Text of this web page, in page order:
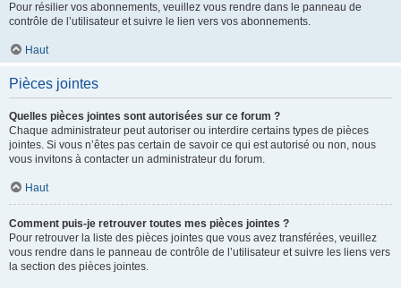
Pour résilier vos abonnements, veuillez vous rendre dans le panneau de
contrôle de l’utilisateur et suivre le lien vers vos abonnements.
Haut
Pièces jointes
Quelles pièces jointes sont autorisées sur ce forum ?
Chaque administrateur peut autoriser ou interdire certains types de pièces
jointes. Si vous n’êtes pas certain de savoir ce qui est autorisé ou non, nous
vous invitons à contacter un administrateur du forum.
Haut
Comment puis-je retrouver toutes mes pièces jointes ?
Pour retrouver la liste des pièces jointes que vous avez transférées, veuillez
vous rendre dans le panneau de contrôle de l’utilisateur et suivre les liens vers
la section des pièces jointes.